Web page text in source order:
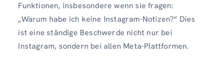
Funktionen, insbesondere wenn sie fragen:
„Warum habe ich keine Instagram-Notizen?“ Dies
ist eine ständige Beschwerde nicht nur bei
Instagram, sondern bei allen Meta-Plattformen.